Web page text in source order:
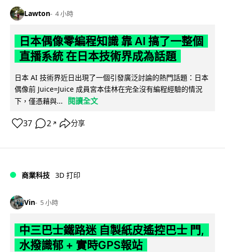
Lawton 4 小時
日本偶像零編程知識 靠 AI 搞了一整個
直播系統 在日本技術界成為話題
日本 AI 技術界近日出現了一個引發廣泛討論的熱門話題：日本
偶像前 Juice=Juice 成員宮本佳林在完全沒有編程經驗的情況
下，僅憑藉與...
閱讀全文
37 2 ↗ 分享
商業科技 3D 打印
Vin 5 小時
中三巴士鐵路迷 自製紙皮遙控巴士 門,
水撥識郁 + 實時GPS報站